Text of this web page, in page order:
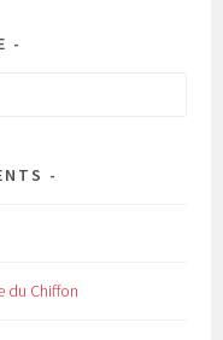
du Chiffon